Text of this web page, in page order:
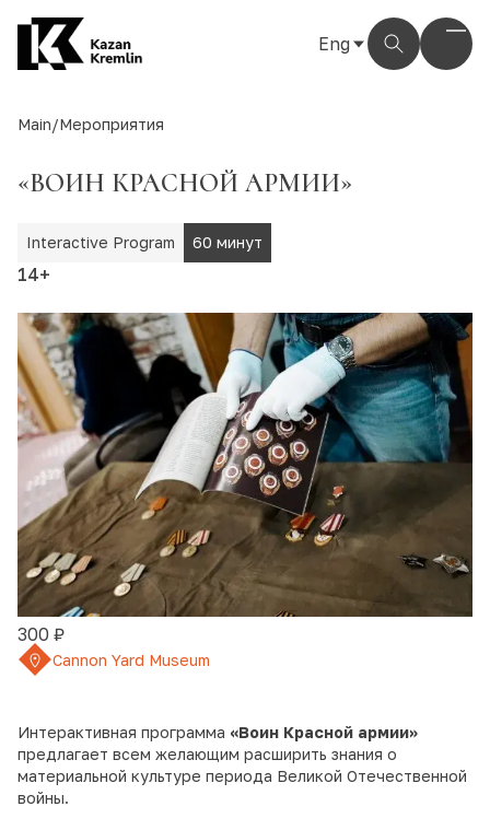
Eng
Main/Мероприятия
«ВОИН КРАСНОЙ АРМИИ»
Interactive Program 60 минут
14+
300 ₽
Cannon Yard Museum
Интерактивная программа «Воин Красной армии»
предлагает всем желающим расширить знания о
материальной культуре периода Великой Отечественной
войны.